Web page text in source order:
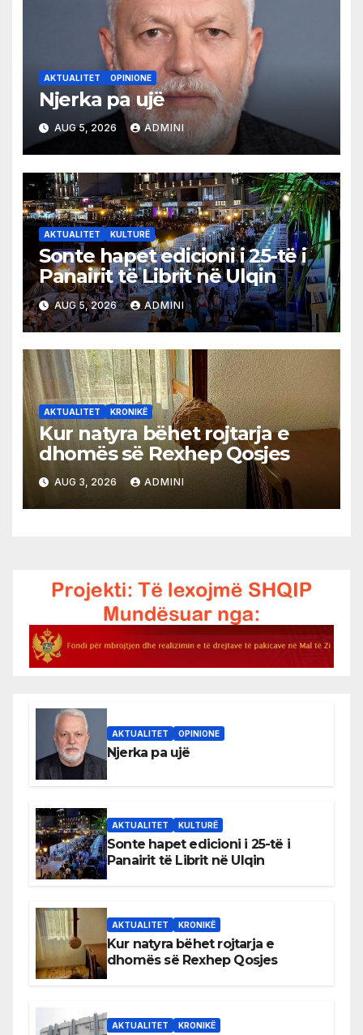
AKTUALITET OPINIONE
Njerka pa ujë
AUG 5, 2026 ADMINI
AKTUALITET KULTURË
Sonte hapet edicioni i 25-të i
Panairit të Librit në Ulqin
AUG 5, 2026 ADMINI
AKTUALITET KRONIKË
Kur natyra bëhet rojtarja e
dhomës së Rexhep Qosjes
AUG 3, 2026 ADMINI
AKTUALITET OPINIONE
Njerka pa ujë
AKTUALITET KULTURË
Sonte hapet edicioni i 25-të i
Panairit të Librit në Ulqin
AKTUALITET KRONIKË
Kur natyra bëhet rojtarja e
dhomës së Rexhep Qosjes
AKTUALITET KRONIKË